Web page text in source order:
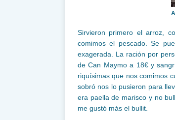
Sirvieron primero el arroz,
comimos el pescado. Se
exagerada. La ración por
de Can Maymo a 18€ y
riquísimas que nos comimos
sobró nos lo pusieron para
era paella de marisco y no
me gustó más el bullit.